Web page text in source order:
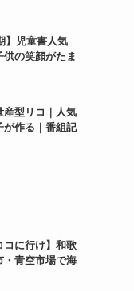
】児童書人気
供の笑顔がたま
産型リコ｜人気
が作る｜番組記
コに行け】和歌
・青空市場で海